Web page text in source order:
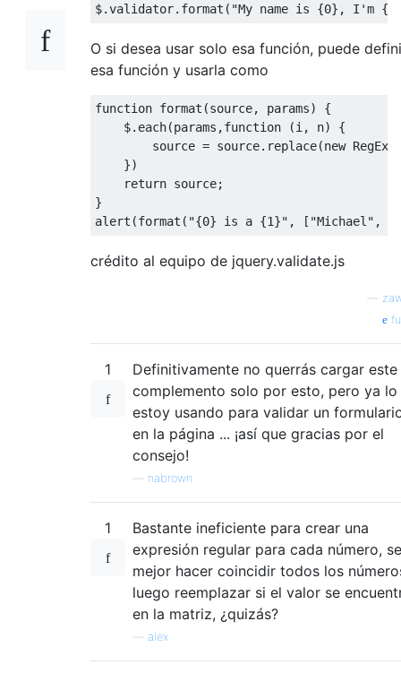
$.validator.format( "My name is {0}, I'm
O si desea usar solo esa función, puede
esa función y usarla como
function format (source, params) {
    $.each(params,
function (i, n) {
        source = source.replace(
new RegExp
    })
return source;
}
alert(format( "{0} is a {1}" , [ "Michael" ,
crédito al equipo de jquery.validate.js
1
Definitivamente no querrás cargar este
complemento solo por esto, pero ya lo
estoy usando para validar un
en la página ... ¡así que gracias por el
consejo!
nabrown
1
Bastante ineficiente para crear una
expresión regular para cada número,
mejor hacer coincidir todos los
luego reemplazar si el valor se
en la matriz, ¿quizás?
alex